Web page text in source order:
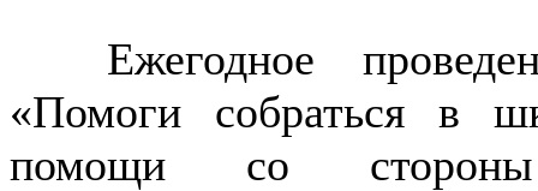
Ежегодное
«Помоги собраться в
помощи со стороны